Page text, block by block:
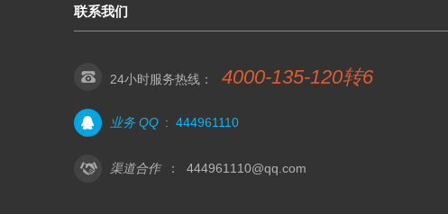
联系我们
24小时服务热线： 4000-135-120转6
业务 QQ : 444961110
渠道合作 ： 444961110@qq.com